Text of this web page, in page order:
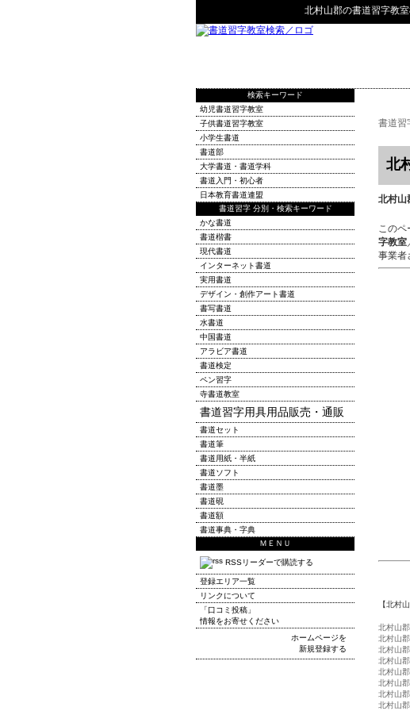
北村山郡の書道習字教
書道習
北
北村山
このペ
字教室
事業者
【北村
北村山
北村山
北村山
北村山
北村山
北村山
北村山
北村山
検索キーワード
幼児書道習字教室
子供書道習字教室
小学生書道
書道部
大学書道・書道学科
書道入門・初心者
日本教育書道連盟
書道習字 分別・検索キーワード
かな書道
書道楷書
現代書道
インターネット書道
実用書道
デザイン・創作アート書道
書写書道
水書道
中国書道
アラビア書道
書道検定
ペン習字
寺書道教室
書道習字用具用品販売・通販
書道セット
書道筆
書道用紙・半紙
書道ソフト
書道墨
書道硯
書道額
書道事典・字典
ＭＥＮＵ
RSSリーダーで購読する
登録エリア一覧
リンクについて
「口コミ投稿」
情報をお寄せください
ホームページを
新規登録する